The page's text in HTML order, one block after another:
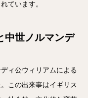
ています。
中世ノルマンデ
ィ公ウィリアムによる
この出来事はイギリス